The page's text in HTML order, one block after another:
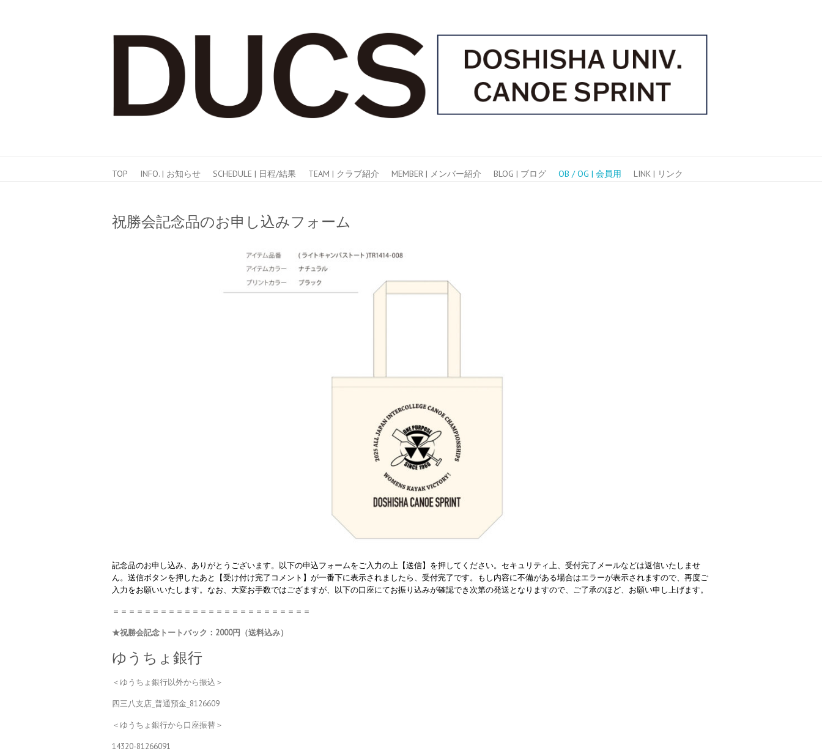
TOP INFO. | お知らせ SCHEDULE | 日程/結果 TEAM | クラブ紹介 MEMBER | メンバー紹介 BLOG | ブログ OB / OG | 会員用 LINK | リンク
祝勝会記念品のお申し込みフォーム
記念品のお申し込み、ありがとうございます。以下の申込フォームをご入力の上【送信】を押してください。セキュリティ上、受付完了メールなどは返信いたしませ
ん。送信ボタンを押したあと【受け付け完了コメント】が一番下に表示されましたら、受付完了です。もし内容に不備がある場合はエラーが表示されますので、再度ご
入力をお願いいたします。なお、大変お手数ではござますが、以下の口座にてお振り込みが確認でき次第の発送となりますので、ご了承のほど、お願い申し上げます。
＝＝＝＝＝＝＝＝＝＝＝＝＝＝＝＝＝＝＝＝＝＝＝＝＝
★祝勝会記念トートバック：2000円（送料込み）
ゆうちょ銀行
＜ゆうちょ銀行以外から振込＞
四三八支店_普通預金_8126609
＜ゆうちょ銀行から口座振替＞
14320-81266091